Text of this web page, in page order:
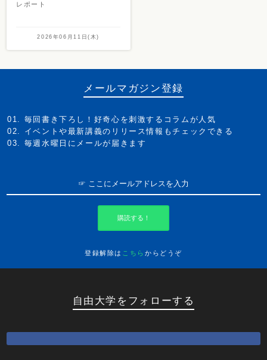
レポート
2026年06月11日(木)
メールマガジン登録
毎回書き下ろし！好奇心を刺激するコラムが人気
イベントや最新講義のリリース情報もチェックできる
毎週水曜日にメールが届きます
購読する！
登録解除は こちら からどうぞ
自由大学をフォローする